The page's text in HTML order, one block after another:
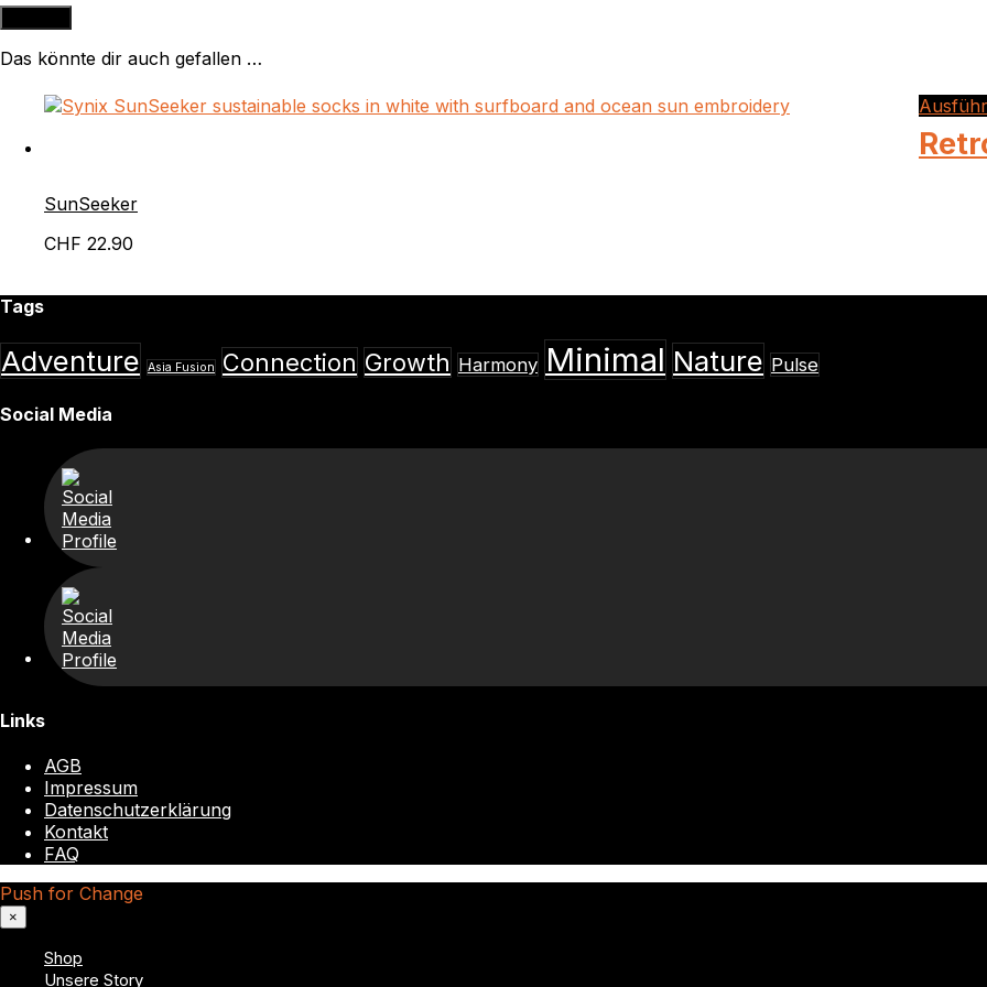
Das könnte dir auch gefallen …
SunSeeker
CHF 22.90
Tags
Adventure Asia Fusion Connection Growth Harmony Minimal Nature Pulse
Social Media
Links
AGB
Impressum
Datenschutzerklärung
Kontakt
FAQ
Push for Change
×
Shop
Unsere Story